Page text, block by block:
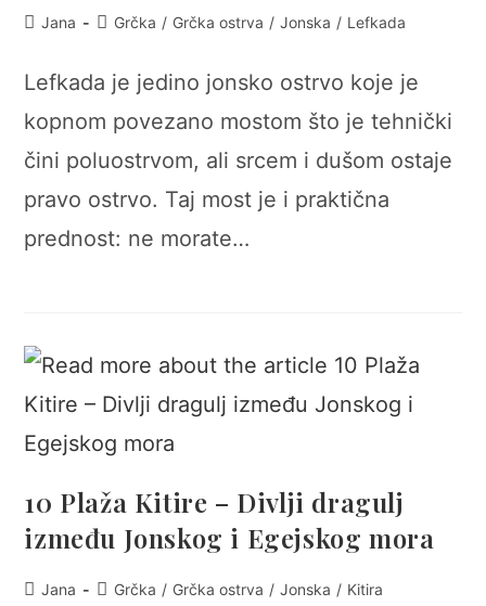
PostJana
PostGrčka / Grčka ostrva / Jonska / Lefkada
Lefkada je jedino jonsko ostrvo koje je
kopnom povezano mostom što je tehnički
čini poluostrvom, ali srcem i dušom ostaje
pravo ostrvo. Taj most je i praktična
prednost: ne morate…
10 Plaža Kitire – Divlji dragulj
između Jonskog i Egejskog mora
PostJana
PostGrčka / Grčka ostrva / Jonska / Kitira